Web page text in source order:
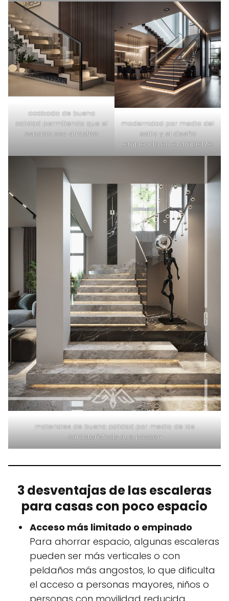
acabado de buena
calidad permitiendo que el
espacio sea atractivo
modernidad por medio del
estilo y el diseño
empleado en el ambiente
materiales de buena calidad por medio de las
características que poseen
3 desventajas de las escaleras
para casas con poco espacio
Acceso más limitado o empinado
Para ahorrar espacio, algunas escaleras
pueden ser más verticales o con
peldaños más angostos, lo que dificulta
el acceso a personas mayores, niños o